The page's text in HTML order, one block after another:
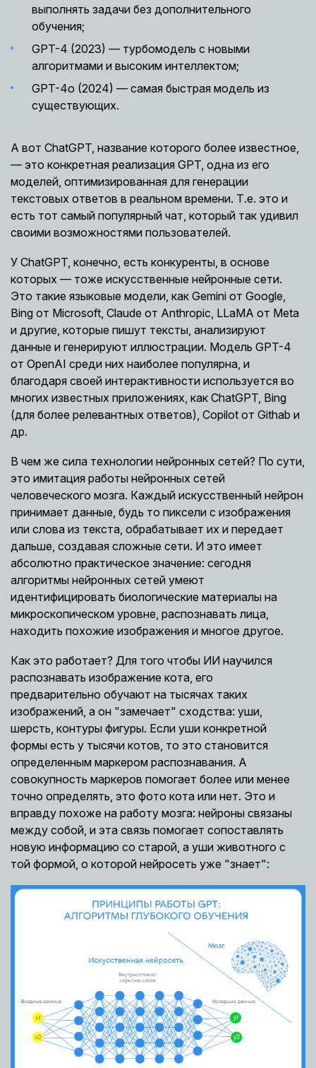
выполнять задачи без дополнительного
обучения;
GPT-4 (2023) — турбомодель с новыми
алгоритмами и высоким интеллектом;
GPT-4о (2024) — самая быстрая модель из
существующих.
А вот ChatGPT, название которого более известное,
— это конкретная реализация GPT, одна из его
моделей, оптимизированная для генерации
текстовых ответов в реальном времени. Т.е. это и
есть тот самый популярный чат, который так удивил
своими возможностями пользователей.
У ChatGPT, конечно, есть конкуренты, в основе
которых — тоже искусственные нейронные сети.
Это такие языковые модели, как Gemini от Google,
Bing от Microsoft, Claude от Anthropic, LLaMA от Meta
и другие, которые пишут тексты, анализируют
данные и генерируют иллюстрации. Модель GPT-4
от OpenAI среди них наиболее популярна, и
благодаря своей интерактивности используется во
многих известных приложениях, как ChatGPT, Bing
(для более релевантных ответов), Copilot от Githab и
др.
В чем же сила технологии нейронных сетей? По сути,
это имитация работы нейронных сетей
человеческого мозга. Каждый искусственный нейрон
принимает данные, будь то пиксели с изображения
или слова из текста, обрабатывает их и передает
дальше, создавая сложные сети. И это имеет
абсолютно практическое значение: сегодня
алгоритмы нейронных сетей умеют
идентифицировать биологические материалы на
микроскопическом уровне, распознавать лица,
находить похожие изображения и многое другое.
Как это работает? Для того чтобы ИИ научился
распознавать изображение кота, его
предварительно обучают на тысячах таких
изображений, а он "замечает" сходства: уши,
шерсть, контуры фигуры. Если уши конкретной
формы есть у тысячи котов, то это становится
определенным маркером распознавания. А
совокупность маркеров помогает более или менее
точно определять, это фото кота или нет. Это и
вправду похоже на работу мозга: нейроны связаны
между собой, и эта связь помогает сопоставлять
новую информацию со старой, а уши животного с
той формой, о которой нейросеть уже "знает":